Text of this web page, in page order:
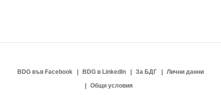
BDG във Facebook BDG в LinkedIn За БДГ
Лични данни
Общи условия